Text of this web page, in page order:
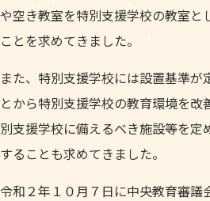
や空き教室を特別支援学校の教室と
ことを求めてきました。
また、特別支援学校には設置基準が
とから特別支援学校の教育環境を改
別支援学校に備えるべき施設等を定
することも求めてきました。
令和２年１０月７日に中央教育審議